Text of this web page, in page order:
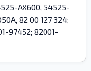
AX600, 54525-
82 00 127 324;
97452; 82001-